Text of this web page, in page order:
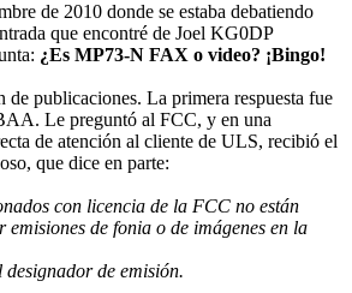
de 2010 donde se estaba debatiendo
que encontré de Joel KG0DP
¿Es MP73-N FAX o video? ¡Bingo!
de publicaciones. La primera respuesta fue
Le preguntó al FCC, y en una
de atención al cliente de ULS, recibió el
que dice en parte:
con licencia de la FCC no están
de fonia o de imágenes en la
designador de emisión.